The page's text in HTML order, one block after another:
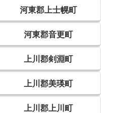
河東郡上士幌町
河東郡音更町
上川郡剣淵町
上川郡美瑛町
上川郡上川町